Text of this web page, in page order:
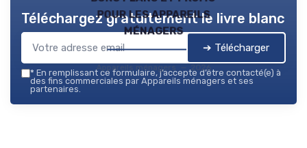
pour les appareils
ménagers
Appareils ménagers — 2026
Téléchargez gratuitement le livre blanc
➔ Télécharger
* En remplissant ce formulaire, j’accepte d’être contacté(e) à
des fins commerciales par Appareils ménagers et ses
partenaires.